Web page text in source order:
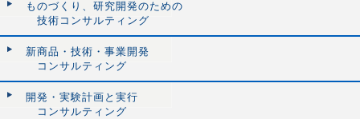
ものづくり、研究開発のための
技術コンサルティング
新商品・技術・事業開発
コンサルティング
開発・実験計画と実行
コンサルティング